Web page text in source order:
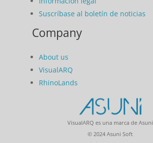
Suscríbase al boletín de noticias
Company
About us
VisualARQ
RhinoLands
VisualARQ es una marca de Asuni
© 2024 Asuni Soft